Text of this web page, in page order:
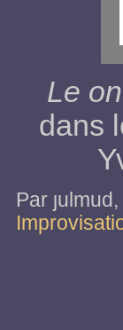
Le
dans
Par